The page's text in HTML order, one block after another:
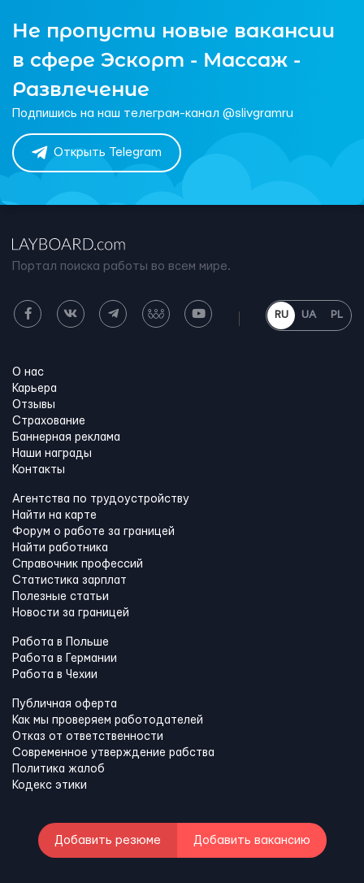
Не пропусти новые вакансии
в сфере Эскорт - Массаж -
Развлечение
Подпишись на наш телеграм-канал @slivgramru
Открыть Telegram
Портал поиска работы во всем мире.
RU UA PL
О нас
Карьера
Отзывы
Страхование
Баннерная реклама
Наши награды
Контакты
Агентства по трудоустройству
Найти на карте
Форум о работе за границей
Найти работника
Справочник профессий
Статистика зарплат
Полезные статьи
Новости за границей
Работа в Польше
Работа в Германии
Работа в Чехии
Публичная оферта
Как мы проверяем работодателей
Отказ от ответственности
Современное утверждение рабства
Политика жалоб
Кодекс этики
Добавить резюме Добавить вакансию